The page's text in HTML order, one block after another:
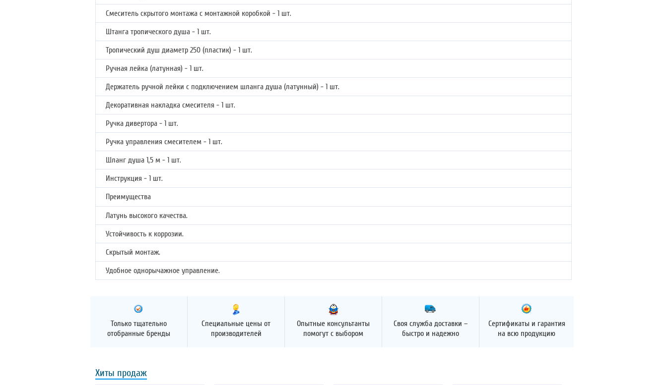
Смеситель скрытого монтажа с монтажной коробкой - 1 шт.
Штанга тропического душа - 1 шт.
Тропический душ диаметр 250 (пластик) - 1 шт.
Ручная лейка (латунная) - 1 шт.
Держатель ручной лейки с подключением шланга душа (латунный) - 1 шт.
Декоративная накладка смесителя - 1 шт.
Ручка дивертора - 1 шт.
Ручка управления смесителем - 1 шт.
Шланг душа 1,5 м - 1 шт.
Инструкция - 1 шт.
Преимущества
Латунь высокого качества.
Устойчивость к коррозии.
Скрытый монтаж.
Удобное однорычажное управление.
Только тщательно
отобранные бренды
Специальные цены от
производителей
Опытные консультанты
помогут с выбором
Своя служба доставки –
быстро и надежно
Сертификаты и гарантия
на всю продукцию
Хиты продаж